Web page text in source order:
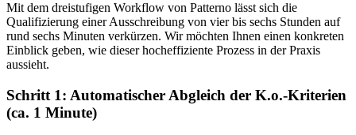
Mit dem dreistufigen Workflow von Patterno lässt sich die
Qualifizierung einer Ausschreibung von vier bis sechs Stunden auf
rund sechs Minuten verkürzen. Wir möchten Ihnen einen konkreten
Einblick geben, wie dieser hocheffiziente Prozess in der Praxis
aussieht.
Schritt 1: Automatischer Abgleich der K.o.-Kriterien
(ca. 1 Minute)